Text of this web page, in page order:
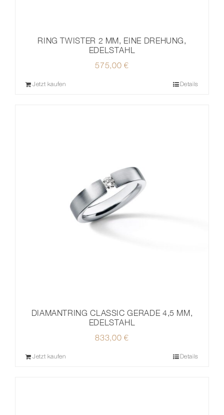
RING TWISTER 2 MM, EINE DREHUNG,
EDELSTAHL
575,00 €
Jetzt kaufen Details
DIAMANTRING CLASSIC GERADE 4,5 MM,
EDELSTAHL
833,00 €
Jetzt kaufen Details